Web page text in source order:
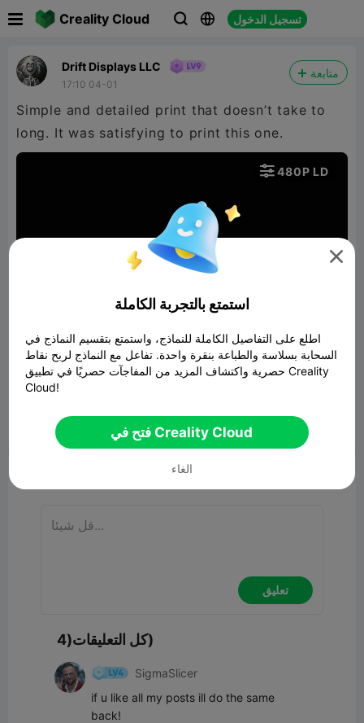
Creality Cloud   تسجيل الدخول
Drift Displays LLC
17:10 04-01
متابعة
Simple and detailed print that doesn’t take to
long. It was satisfying to print this one.

480P LD
Valkyrie Hueforge
3  4
تعليق
كل التعليقات(4)
SigmaSlicer
if u like all my posts ill do the same
back!

استمتع بالتجربة الكاملة
اطلع على التفاصيل الكاملة للنماذج، واستمتع بتقسيم النماذج في
السحابة بسلاسة والطباعة بنقرة واحدة. تفاعل مع النماذج لربح نقاط
حصرية واكتشاف المزيد من المفاجآت حصريًا في تطبيق Creality
Cloud!
فتح في Creality Cloud
الغاء